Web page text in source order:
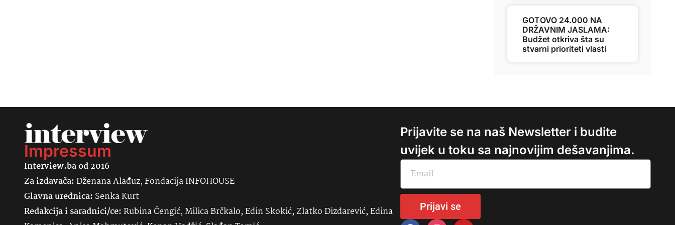
GOTOVO 24.000 NA
DRŽAVNIM JASLAMA:
Budžet otkriva šta su
stvarni prioriteti vlasti
Impressum
Interview.ba od 2016
Za izdavača:Dženana Alađuz, Fondacija INFOHOUSE
Glavna urednica: SenkaKurt
Redakcija i saradnici/ce:Rubina Čengić, Milica Brčkalo, Edin Skokić, Zlatko Dizdarević, Edina
Prijavite se na naš Newsletter i budite
uvijek u toku sa najnovijim dešavanjima.
Prijavi se